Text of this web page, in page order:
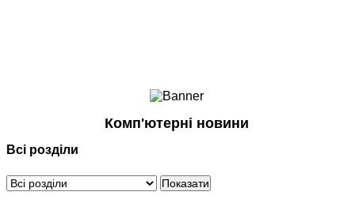
Смартфони
Периферія
Програмне забезпечення
Комп'ютерні новини
Всі розділи